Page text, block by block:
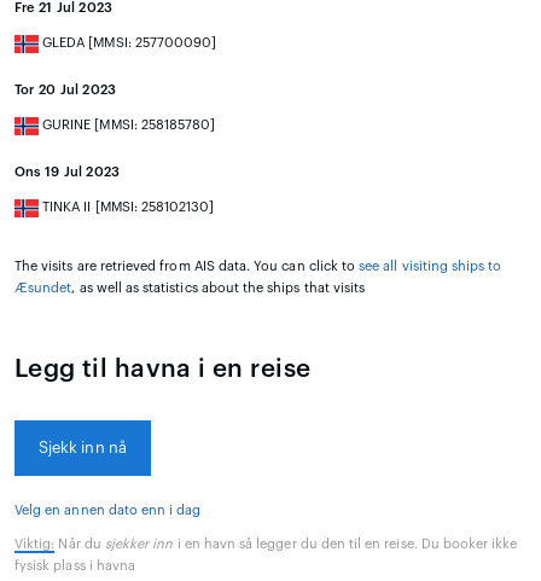
Fre 21 Jul 2023
GLEDA [MMSI: 257700090]
Tor 20 Jul 2023
GURINE [MMSI: 258185780]
Ons 19 Jul 2023
TINKA II [MMSI: 258102130]
The visits are retrieved from AIS data. You can click tosee all visiting ships to
Æsundet, as well as statistics about the ships that visits
Legg til havna i en reise
Sjekk inn nå
Velg en annen dato enn i dag
Viktig: Når du sjekker inn i en havn så legger du den til en reise. Du booker ikke
fysisk plass i havna